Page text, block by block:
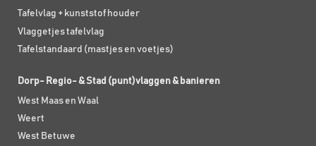
Tafelvlag + kunststof houder
Vlaggetjes tafelvlag
Tafelstandaard (mastjes en voetjes)
Dorp- Regio- & Stad (punt)vlaggen & banieren
West Maas en Waal
Weert
West Betuwe